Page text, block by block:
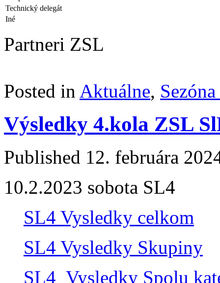
Technický delegát
Iné
Partneri ZSL
Posted in Aktuálne,
Výsledky 4.kola ZSL
Published 12. februára
10.2.2023 sobota SL4
SL4 Vysledky celkom
SL4 Vysledky Skupiny
SL4_Vysledky Spolu